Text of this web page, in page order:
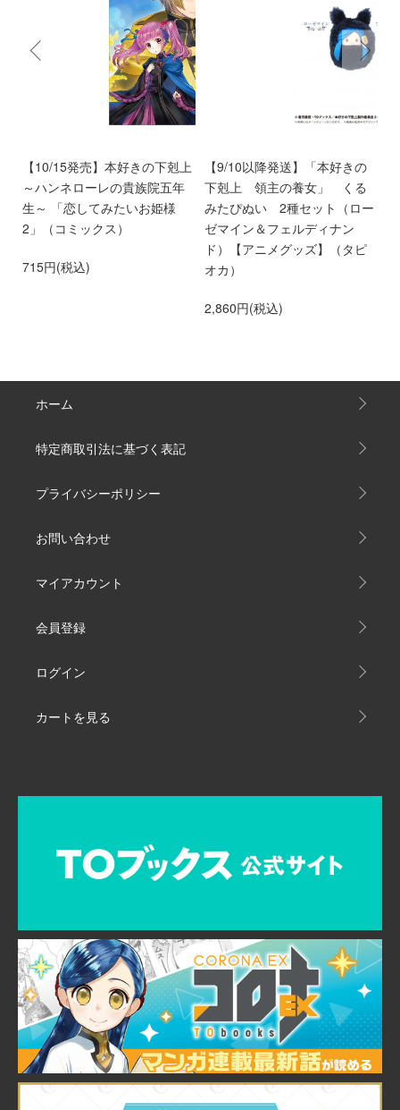
【10/15発売】本好きの下剋上
～ハンネローレの貴族院五年
生～ 「恋してみたいお姫様
2」（コミックス）
715円(税込)
【9/10以降発送】「本好きの
下剋上 領主の養女」 くる
みたぴぬい 2種セット（ロー
ゼマイン＆フェルディナン
ド）【アニメグッズ】（タピ
オカ）
2,860円(税込)
ホーム
特定商取引法に基づく表記
プライバシーポリシー
お問い合わせ
マイアカウント
会員登録
ログイン
カートを見る